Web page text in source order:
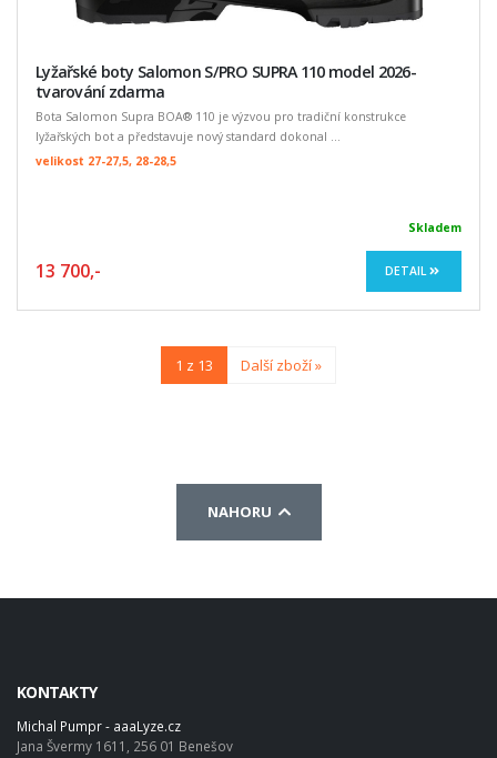
Lyžařské boty Salomon S/PRO SUPRA 110 model 2026-
tvarování zdarma
Bota Salomon Supra BOA® 110 je výzvou pro tradiční konstrukce
lyžařských bot a představuje nový standard dokonal ...
velikost 27-27,5, 28-28,5
Skladem
13 700,- DETAIL
1 z 13 Další zboží »
NAHORU
KONTAKTY
Michal Pumpr - aaaLyze.cz
Jana Švermy 1611, 256 01 Benešov